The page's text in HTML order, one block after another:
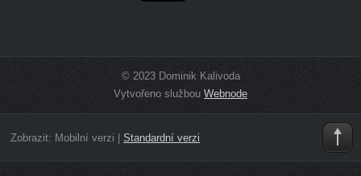
© 2023 Dominik Kalivoda
Vytvořeno službou Webnode
Zobrazit: Mobilní verzi Standardní verzi